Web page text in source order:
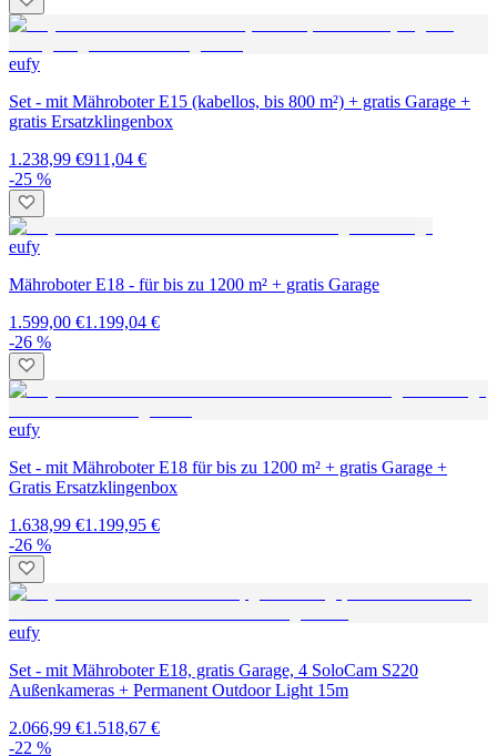
eufy
Set - mit Mähroboter E15 (kabellos, bis 800 m²) + gratis Garage +
gratis Ersatzklingenbox
1.238,99 €911,04 €
-25 %
eufy
Mähroboter E18 - für bis zu 1200 m² + gratis Garage
1.599,00 €1.199,04 €
-26 %
eufy
Set - mit Mähroboter E18 für bis zu 1200 m² + gratis Garage +
Gratis Ersatzklingenbox
1.638,99 €1.199,95 €
-26 %
eufy
Set - mit Mähroboter E18, gratis Garage, 4 SoloCam S220
Außenkameras + Permanent Outdoor Light 15m
2.066,99 €1.518,67 €
-22 %